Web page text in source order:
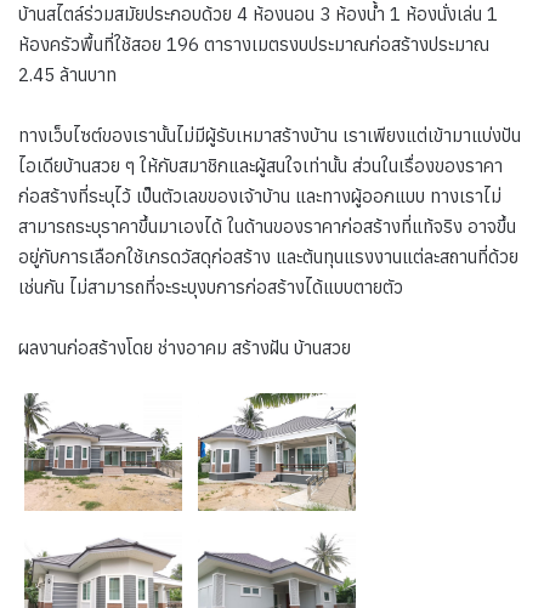
บ้านสไตล์ร่วมสมัยประกอบด้วย 4 ห้องนอน 3 ห้องน้ำ 1 ห้องนั่งเล่น 1
ห้องครัวพื้นที่ใช้สอย 196 ตารางเมตรงบประมาณก่อสร้างประมาณ
2.45 ล้านบาท
ทางเว็บไซต์ของเรานั้นไม่มีผู้รับเหมาสร้างบ้าน เราเพียงแต่เข้ามาแบ่งปัน
ไอเดียบ้านสวย ๆ ให้กับสมาชิกและผู้สนใจเท่านั้น ส่วนในเรื่องของราคา
ก่อสร้างที่ระบุไว้ เป็นตัวเลขของเจ้าบ้าน และทางผู้ออกแบบ ทางเราไม่
สามารถระบุราคาขึ้นมาเองได้ ในด้านของราคาก่อสร้างที่แท้จริง อาจขึ้น
อยู่กับการเลือกใช้เกรดวัสดุก่อสร้าง และต้นทุนแรงงานแต่ละสถานที่ด้วย
เช่นกัน ไม่สามารถที่จะระบุงบการก่อสร้างได้แบบตายตัว
ผลงานก่อสร้างโดย ช่างอาคม สร้างฝัน บ้านสวย